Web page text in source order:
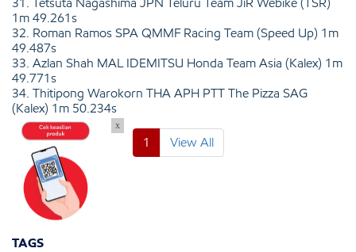
1m 49.261s
32. Roman Ramos SPA QMMF Racing Team (Speed Up) 1m
49.487s
33. Azlan Shah MAL IDEMITSU Honda Team Asia (Kalex) 1m
49.771s
34. Thitipong Warokorn THA APH PTT The Pizza SAG
(Kalex) 1m 50.234s
1 View All
TAGS
x